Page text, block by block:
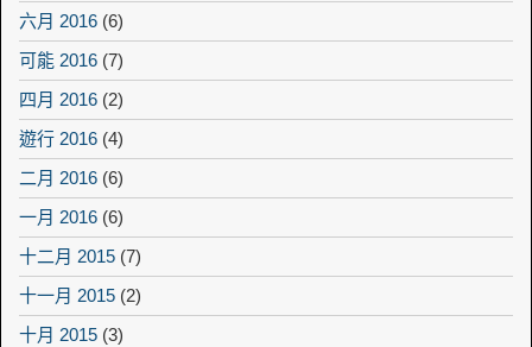
六月 2016 (6)
可能 2016 (7)
四月 2016 (2)
遊行 2016 (4)
二月 2016 (6)
一月 2016 (6)
十二月 2015 (7)
十一月 2015 (2)
十月 2015 (3)